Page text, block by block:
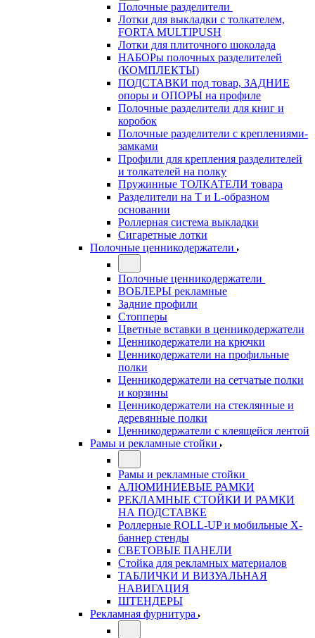
Полочные разделители
Лотки для выкладки с толкателем,
FORTA MULTIPUSH
Лотки для плиточного шоколада
НАБОРы полочных разделителей
(КОМПЛЕКТЫ)
ПОДСТАВКИ под товар, ЗАДНИЕ
опоры и ОПОРЫ на профиле
Полочные разделители для книг и
коробок
Полочные разделители с креплениями-
замками
Профили для крепления разделителей
и толкателей на полку
Пружинные ТОЛКАТЕЛИ товара
Разделители на Т и L-образном
основании
Роллерная система выкладки
Сигаретные лотки
Полочные ценникодержатели
Полочные ценникодержатели
ВОБЛЕРЫ рекламные
Задние профили
Стопперы
Цветные вставки в ценникодержатели
Ценникодержатели на крючки
Ценникодержатели на профильные
полки
Ценникодержатели на сетчатые полки
и корзины
Ценникодержатели на стеклянные и
деревянные полки
Ценникодержатели с клеящейся лентой
Рамы и рекламные стойки
Рамы и рекламные стойки
АЛЮМИНИЕВЫЕ РАМКИ
РЕКЛАМНЫЕ СТОЙКИ И РАМКИ
НА ПОДСТАВКЕ
Роллерные ROLL-UP и мобильные X-
баннер стенды
СВЕТОВЫЕ ПАНЕЛИ
Стойка для рекламных материалов
ТАБЛИЧКИ И ВИЗУАЛЬНАЯ
НАВИГАЦИЯ
ШТЕНДЕРЫ
Рекламная фурнитура